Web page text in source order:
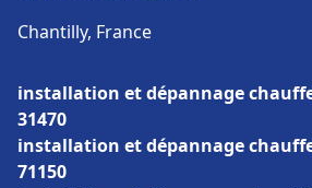
Chantilly, France
installation et dépannage
31470
installation et dépannage
71150